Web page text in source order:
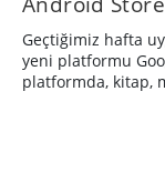
Geçtiğimiz hafta
yeni platformu
platformda, kitap,